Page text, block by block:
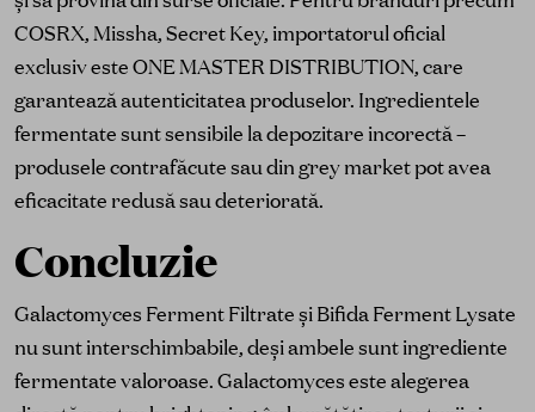
COSRX, Missha, Secret Key, importatorul oficial
exclusiv este ONE MASTER DISTRIBUTION, care
garantează autenticitatea produselor. Ingredientele
fermentate sunt sensibile la depozitare incorectă –
produsele contrafăcute sau din grey market pot avea
eficacitate redusă sau deteriorată.
Concluzie
Galactomyces Ferment Filtrate și Bifida Ferment Lysate
nu sunt interschimbabile, deși ambele sunt ingrediente
fermentate valoroase. Galactomyces este alegerea